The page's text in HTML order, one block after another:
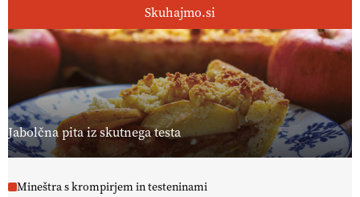
Skuhajmo.si
Jabolčna pita iz skutnega testa
Mineštra s krompirjem in testeninami